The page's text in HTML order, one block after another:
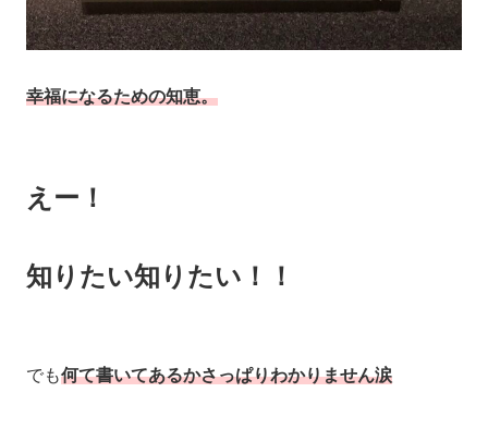
幸福になるための知恵。
えー！
知りたい知りたい！！
でも何て書いてあるかさっぱりわかりません涙